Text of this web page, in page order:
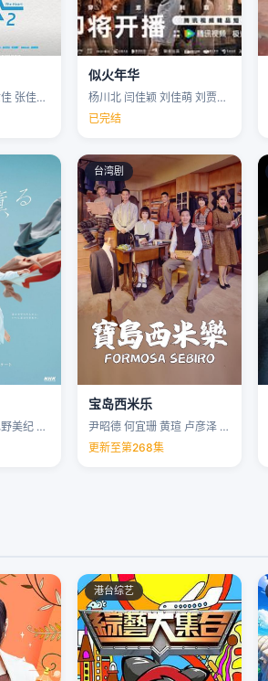
赵又廷 毛晓彤 金世佳 张佳宁 …
似火年华
杨川北 闫佳颖 刘佳萌 刘贾玺 …
已完结
见上爱 上坂树里 水野美纪 早坂美海 …
台湾剧
宝岛西米乐
尹昭德 何宜珊 黄瑄 卢彦泽 …
更新至第268集
港台综艺